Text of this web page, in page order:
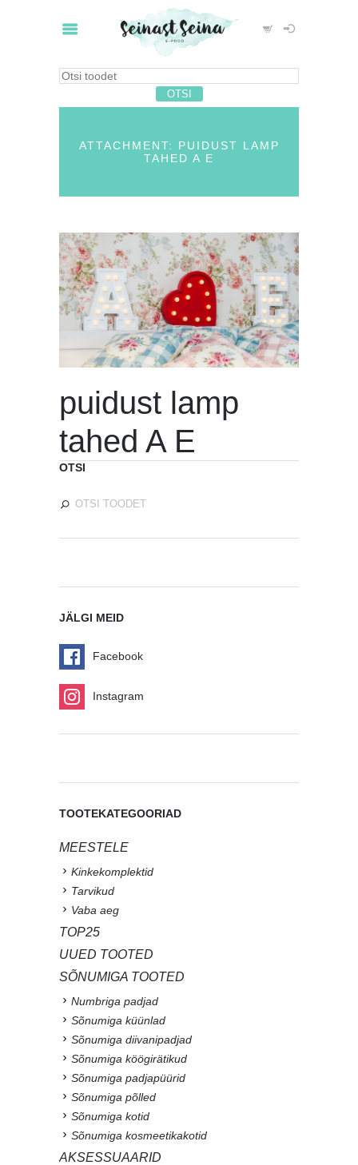
ATTACHMENT: PUIDUST LAMP
TAHED A E
puidust lamp
tahed A E
OTSI
JÄLGI MEID
Facebook
Instagram
TOOTEKATEGOORIAD
MEESTELE
Kinkekomplektid
Tarvikud
Vaba aeg
TOP25
UUED TOOTED
SÕNUMIGA TOOTED
Numbriga padjad
Sõnumiga küünlad
Sõnumiga diivanipadjad
Sõnumiga köögirätikud
Sõnumiga padjapüürid
Sõnumiga põlled
Sõnumiga kotid
Sõnumiga kosmeetikakotid
AKSESSUAARID